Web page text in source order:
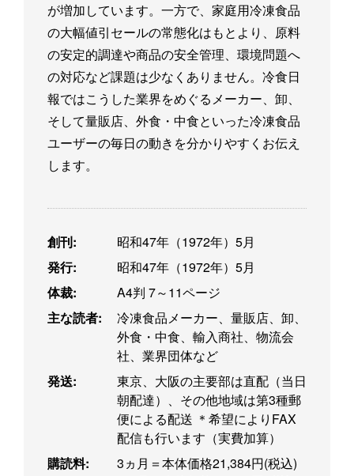
が増加しています。一方で、家庭用冷凍食品
の大幅値引セールの常態化はもとより、原料
の安定的調達や商品の安全管理、環境問題へ
の対応など課題は少なくありません。冷食日
報ではこうした業界をめぐるメーカー、卸、
そして量販店、外食・中食といった冷凍食品
ユーザーの毎日の動きを分かりやすくお伝え
します。
創刊:
昭和47年（1972年）5月
発行:
昭和47年（1972年）5月
体裁:
A4判 7～11ページ
主な読者:
冷凍食品メーカー、量販店、卸、
外食・中食、輸入商社、物流会
社、業界団体など
発送:
東京、大阪の主要部は直配（当日
朝配達）、その他地域は第3種郵
便による配送 ＊希望によりFAX
配信も行います（実費加算）
購読料:
3ヵ月＝本体価格21,384円(税込)